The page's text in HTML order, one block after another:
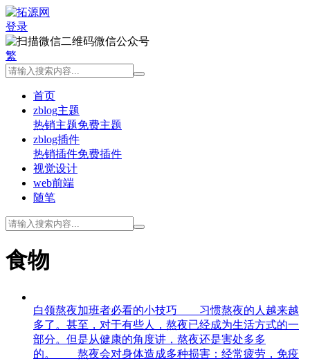
登录
微信公众号
繁
首页
zblog主题
热销主题免费主题
zblog插件
热销插件免费插件
视觉设计
web前端
随笔
食物
白领熬夜加班者必看的小技巧 习惯熬夜的人越来越
多了。甚至，对于有些人，熬夜已经成为生活方式的一
部分。但是从健康的角度讲，熬夜还是害处多多
的。 熬夜会对身体造成多种损害：经常疲劳，免疫